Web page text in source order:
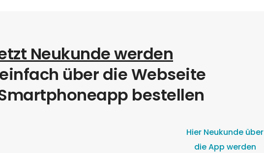
Neukunde werden
über die Webseite
bestellen
Hier Neukunde über
die App werden